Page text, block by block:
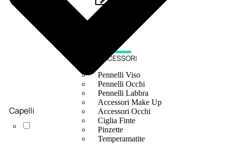
ACCESSORI
Pennelli Viso
Pennelli Occhi
Pennelli Labbra
Accessori Make Up
Accessori Occhi
Ciglia Finte
Pinzette
Temperamatite
Capelli